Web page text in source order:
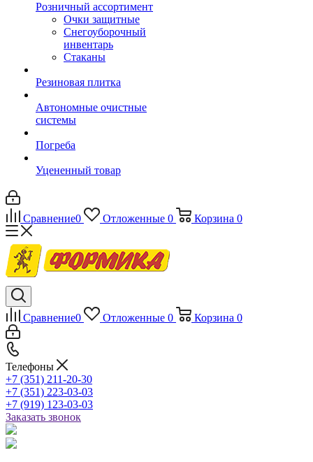
Розничный ассортимент
Очки защитные
Снегоуборочный
инвентарь
Стаканы
Резиновая плитка
Автономные очистные
системы
Погреба
Уцененный товар
Сравнение0 Отложенные 0 Корзина 0
Сравнение0 Отложенные 0 Корзина 0
Телефоны
+7 (351) 211-20-30
+7 (351) 223-03-03
+7 (919) 123-03-03
Заказать звонок